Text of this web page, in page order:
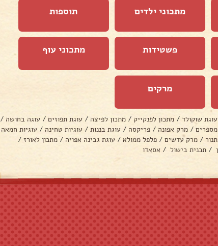
מתכוני ילדים תוספות
פשטידות מתכוני עוף
מרקים
עוגת שוקולד / מתכון לפנקייק / מתכון לפיצה / עוגת תפוזים / עוגה בחושה /
/ מרק אפונה / פריקסה / עוגת בננות / עוגיות טחינה / עוגיות חמאה
/ מרק עדשים / פלפל ממולא / עוגת גבינה אפויה / מתכון לאורז /
/ תכנית בישול / אסאדו